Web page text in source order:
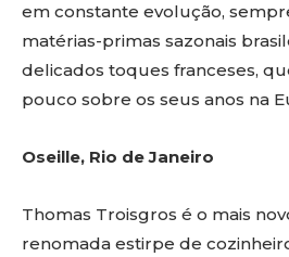
em constante evolução,
matérias-primas sazonais
delicados toques franceses,
pouco sobre os seus anos na
Oseille, Rio de Janeiro
Thomas Troisgros é o mais
renomada estirpe de